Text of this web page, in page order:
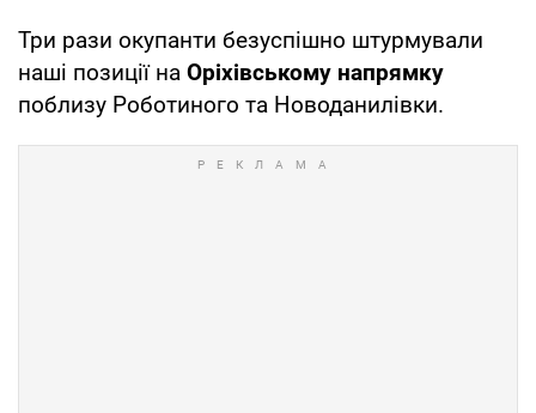
Три рази окупанти безуспішно штурмували
наші позиції на Оріхівському напрямку
поблизу Роботиного та Новоданилівки.